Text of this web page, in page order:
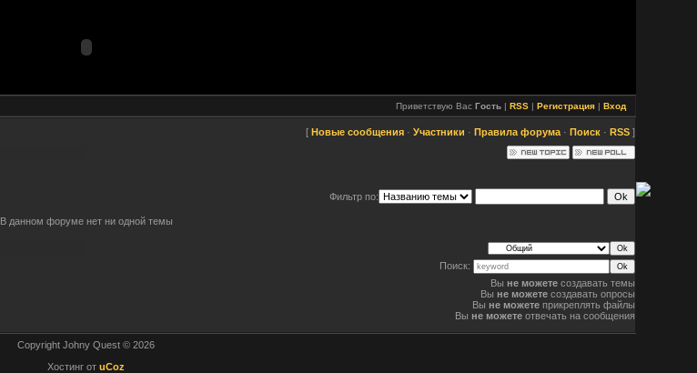
Приветствую Вас Гость | RSS | Регистрация | Вход
[ Новые сообщения · Участники · Правила форума · Поиск · RSS ]
Фильтр по:
В данном форуме нет ни одной темы
Поиск:
Вы не можете создавать темы
Вы не можете создавать опросы
Вы не можете прикреплять файлы
Вы не можете отвечать на сообщения
Copyright Johny Quest © 2026
Хостинг от uCoz